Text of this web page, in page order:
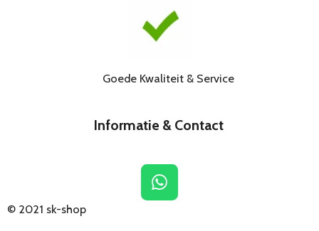
Goede Kwaliteit & Service
Informatie & Contact
W
h
© 2021 sk-shop